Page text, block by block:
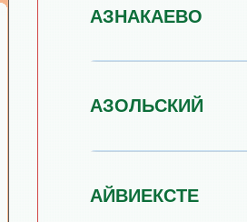
АЗНАКАЕВО
АЗОЛЬСКИЙ
АЙВИЕКСТЕ